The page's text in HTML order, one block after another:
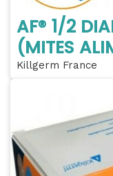
AF® 1/2
(MITES
Killgerm France